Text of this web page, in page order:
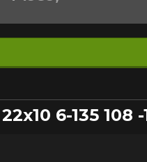
6-135 108 -
service à la
véhicule directement avant de